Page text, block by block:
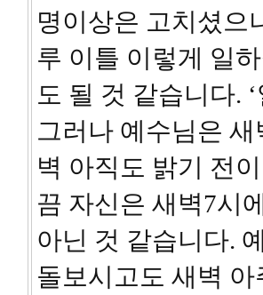
명이상은 고치셨으
루 이틀 이렇게 일
도 될 것 같습니다.
그러나 예수님은
벽 아직도 밝기 전
끔 자신은 새벽7시
아닌 것 같습니다.
돌보시고도 새벽